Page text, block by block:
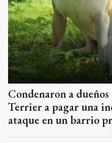
Condenaron a
Terrier a pagar una
ataque en un barrio